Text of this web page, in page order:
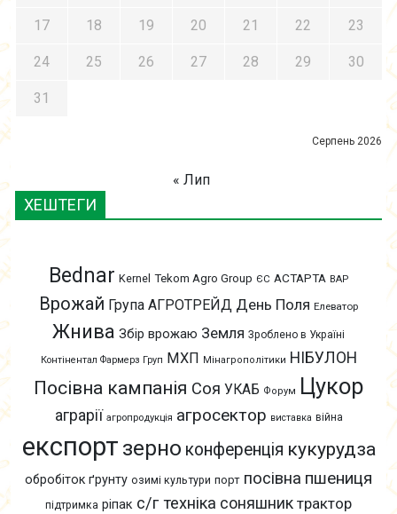
Серпень 2026
17 18 19 20 21 22 23
24 25 26 27 28 29 30
31
« Лип
ХЕШТЕГИ
Bednar Kernel Tekom Agro Group ЄС АСТАРТА ВАР
Врожай Група АГРОТРЕЙД День Поля Елеватор
Жнива Збір врожаю Земля Зроблено в Україні
Контінентал Фармерз Груп МХП Мінагрополітики НІБУЛОН
Посівна кампанія Соя УКАБ Форум Цукор
аграрії агропродукція агросектор виставка війна
експорт зерно конференція кукурудза
обробіток ґрунту озимі культури порт посівна пшениця
підтримка ріпак с/г техніка соняшник трактор